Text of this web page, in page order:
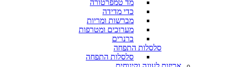
מד טמפרטורה
כדי מדידה
מברשות ומריות
מערוכים ומטרפות
ברנרים
סלסלות התפחה
סלסלות התפחה